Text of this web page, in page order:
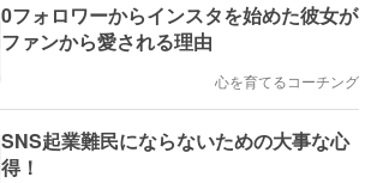
0フォロワーからインスタを始めた彼女が
ファンから愛される理由
心を育てるコーチング
SNS起業難民にならないための大事な心
得！